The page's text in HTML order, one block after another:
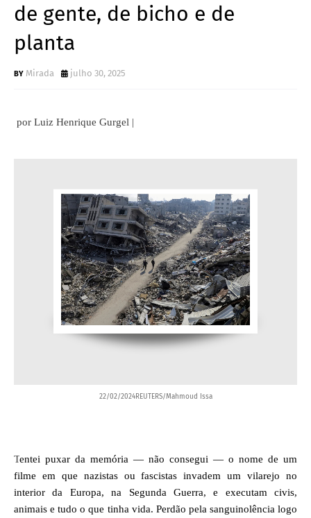
de gente, de bicho e de
planta
Mirada julho 30, 2025
por Luiz Henrique Gurgel |
22/02/2024REUTERS/Mahmoud Issa
Tentei puxar da memória — não consegui — o nome de um
filme em que nazistas ou fascistas invadem um vilarejo no
interior da Europa, na Segunda Guerra, e executam civis,
animais e tudo o que tinha vida. Perdão pela sanguinolência logo